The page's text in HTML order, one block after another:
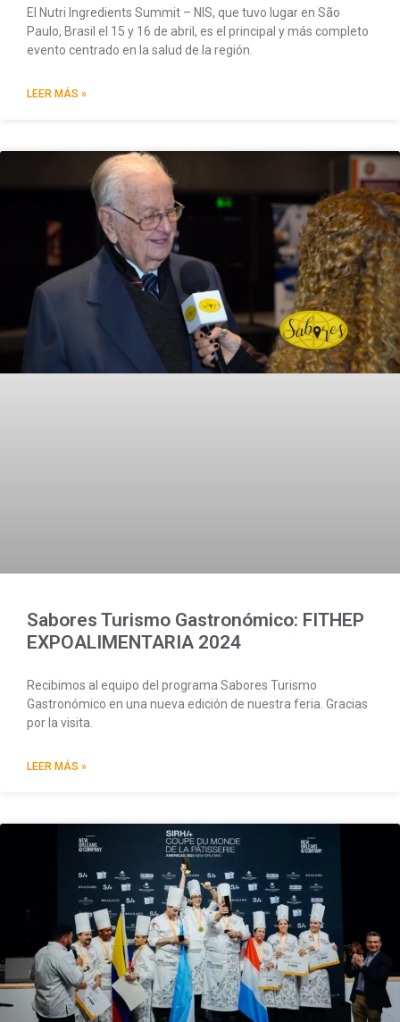
El Nutri Ingredients Summit – NIS, que tuvo lugar en São
Paulo, Brasil el 15 y 16 de abril, es el principal y más completo
evento centrado en la salud de la región.
LEER MÁS »
Sabores Turismo Gastronómico: FITHEP
EXPOALIMENTARIA 2024
Recibimos al equipo del programa Sabores Turismo
Gastronómico en una nueva edición de nuestra feria. Gracias
por la visita.
LEER MÁS »